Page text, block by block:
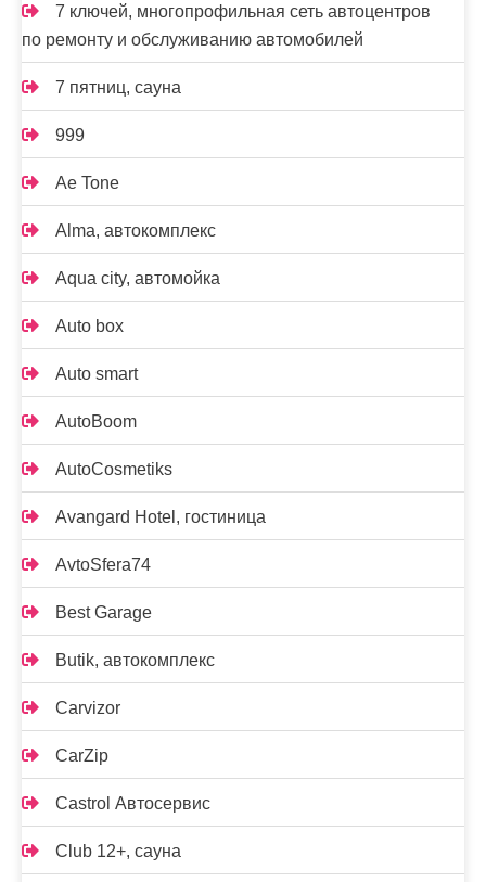
7 ключей, многопрофильная сеть автоцентров
по ремонту и обслуживанию автомобилей
7 пятниц, сауна
999
Ae Tone
Alma, автокомплекс
Aqua city, автомойка
Auto box
Auto smart
AutoBoom
AutoCosmetiks
Avangard Hotel, гостиница
AvtoSfera74
Best Garage
Butik, автокомплекс
Carvizor
CarZip
Castrol Автосервис
Club 12+, сауна